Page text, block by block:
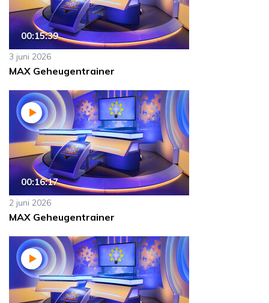
00:15:39
3 juni 2026
MAX Geheugentrainer
00:16:17
2 juni 2026
MAX Geheugentrainer